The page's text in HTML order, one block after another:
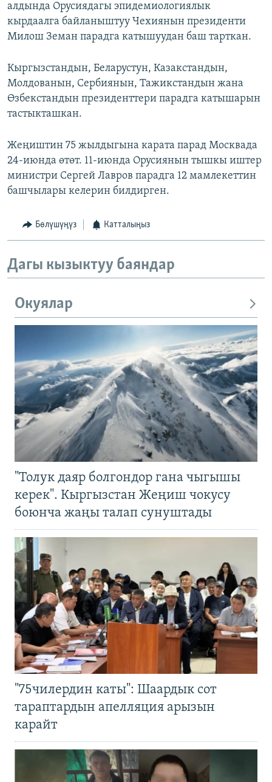
алдында Орусиядагы эпидемиологиялык
кырдаалга байланыштуу Чехиянын президенти
Милош Земан парадга катышуудан баш тарткан.
Кыргызстандын, Беларустун, Казакстандын,
Молдованын, Сербиянын, Тажикстандын жана
Өзбекстандын президенттери парадга катышарын
тастыкташкан.
Жеңиштин 75 жылдыгына карата парад Москвада
24-июнда өтөт. 11-июнда Орусиянын тышкы иштер
министри Сергей Лавров парадга 12 мамлекеттин
башчылары келерин билдирген.
Бөлүшүңүз Катталыңыз
Дагы кызыктуу баяндар
Окуялар
"Толук даяр болгондор гана чыгышы
керек". Кыргызстан Жеңиш чокусу
боюнча жаңы талап сунуштады
"75чилердин каты": Шаардык сот
тараптардын апелляция арызын
карайт